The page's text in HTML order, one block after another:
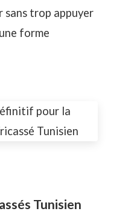
sans trop appuyer
forme
Tunisien